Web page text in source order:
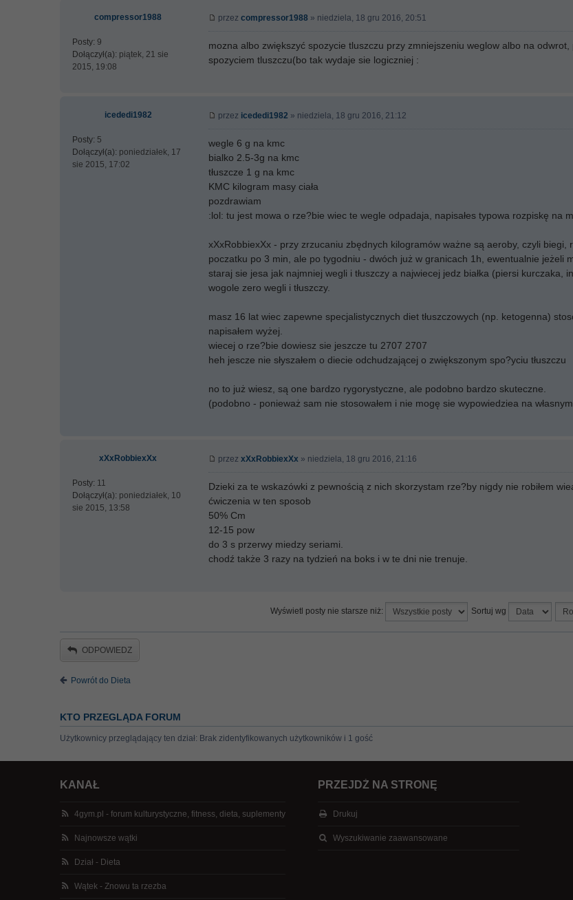
compressor1988
Posty: 9
Dołączył(a): piątek, 21 sie
2015, 19:08
przez compressor1988 » niedziela, 18 gru 2016, 20:51
mozna albo zwiększyć spozycie tluszczu przy zmniejszeniu weglow albo na
spozyciem tluszczu(bo tak wydaje sie logiczniej :
icededi1982
Posty: 5
Dołączył(a): poniedziałek, 17
sie 2015, 17:02
przez icededi1982 » niedziela, 18 gru 2016, 21:12
wegle 6 g na kmc
bialko 2.5-3g na kmc
tłuszcze 1 g na kmc
KMC kilogram masy ciała
pozdrawiam
:lol: tu jest mowa o rze?bie wiec te wegle odpadaja, napisałes typowa rozpiskę na
xXxRobbiexXx - przy zrzucaniu zbędnych kilogramów ważne są aeroby, czyli biegi,
poczatku po 3 min, ale po tygodniu - dwóch już w granicach 1h, ewentualnie jeżeli
staraj sie jesa jak najmniej wegli i tłuszczy a najwiecej jedz białka (piersi kurczaka,
wogole zero wegli i tłuszczy.
masz 16 lat wiec zapewne specjalistycznych diet tłuszczowych (np. ketogenna)
napisałem wyżej.
wiecej o rze?bie dowiesz sie jeszcze tu 2707 2707
heh jescze nie słyszałem o diecie odchudzającej o zwiększonym spo?yciu tłuszczu
no to już wiesz, są one bardzo rygorystyczne, ale podobno bardzo skuteczne.
(podobno - ponieważ sam nie stosowałem i nie mogę sie wypowiedziea na
xXxRobbiexXx
Posty: 11
Dołączył(a): poniedziałek, 10
sie 2015, 13:58
przez xXxRobbiexXx » niedziela, 18 gru 2016, 21:16
Dzieki za te wskazówki z pewnością z nich skorzystam rze?by nigdy nie robiłem
ćwiczenia w ten sposob
50% Cm
12-15 pow
do 3 s przerwy miedzy seriami.
chodź także 3 razy na tydzień na boks i w te dni nie trenuje.
Wyświetl posty nie starsze niż: Sortuj wg
ODPOWIEDZ
Powrót do Dieta
KTO PRZEGLĄDA FORUM
Użytkownicy przeglądający ten dział: Brak zidentyfikowanych użytkowników i 1 gość
KANAŁ
4gym.pl - forum kulturystyczne, fitness, dieta, suplementy
Najnowsze wątki
Dział - Dieta
Wątek - Znowu ta rzezba
PRZEJDŹ NA STRONĘ
Drukuj
Wyszukiwanie zaawansowane